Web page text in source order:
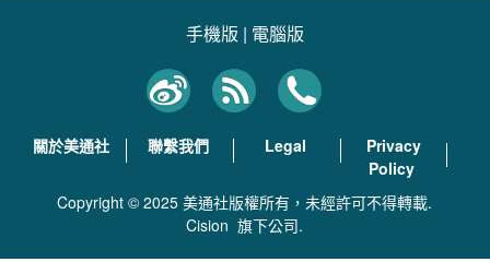
手機版 | 電腦版
關於美通社 聯繫我們 Legal
Privacy
Policy
Copyright © 2025 美通社版權所有，未經許可不得轉載.
Cision 旗下公司.